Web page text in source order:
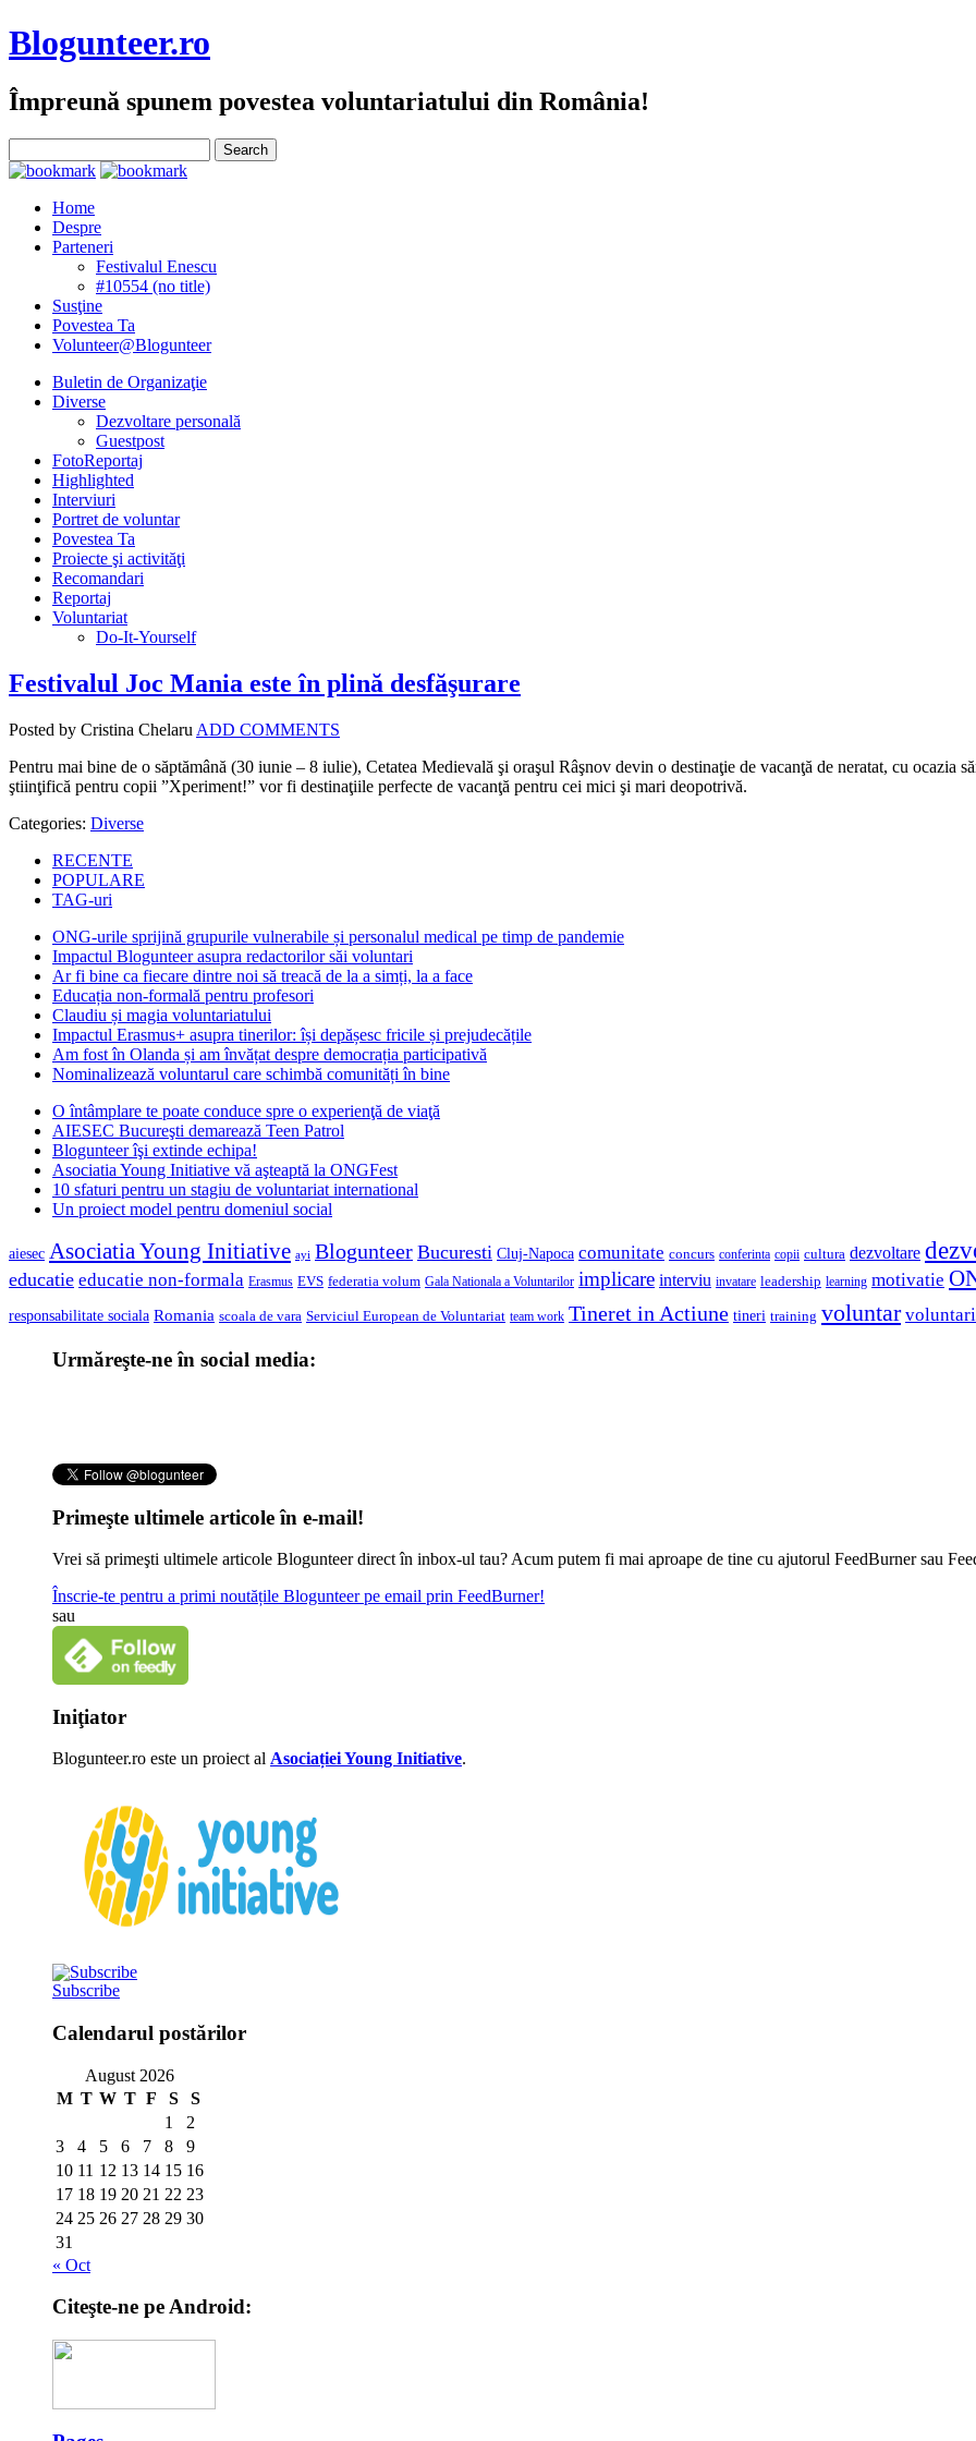
Blogunteer.ro
Împreună spunem povestea voluntariatului din România!
Home
Despre
Parteneri
Festivalul Enescu
#10554 (no title)
Susţine
Povestea Ta
Volunteer@Blogunteer
Buletin de Organizaţie
Diverse
Dezvoltare personală
Guestpost
FotoReportaj
Highlighted
Interviuri
Portret de voluntar
Povestea Ta
Proiecte şi activităţi
Recomandari
Reportaj
Voluntariat
Do-It-Yourself
Festivalul Joc Mania este în plină desfăşurare
Posted by Cristina Chelaru ADD COMMENTS
Pentru mai bine de o săptămână (30 iunie – 8 iulie), Cetatea Medievală şi oraşul Râşnov devin o destinaţie de vacanţă de neratat, cu ocazia
ştiinţifică pentru copii ”Xperiment!” vor fi destinaţiile perfecte de vacanţă pentru cei mici şi mari deopotrivă.
Categories: Diverse
RECENTE
POPULARE
TAG-uri
ONG-urile sprijină grupurile vulnerabile și personalul medical pe timp de pandemie
Impactul Blogunteer asupra redactorilor săi voluntari
Ar fi bine ca fiecare dintre noi să treacă de la a simți, la a face
Educația non-formală pentru profesori
Claudiu și magia voluntariatului
Impactul Erasmus+ asupra tinerilor: își depășesc fricile și prejudecățile
Am fost în Olanda și am învățat despre democrația participativă
Nominalizează voluntarul care schimbă comunități în bine
O întâmplare te poate conduce spre o experienţă de viaţă
AIESEC Bucureşti demarează Teen Patrol
Blogunteer îşi extinde echipa!
Asociatia Young Initiative vă aşteaptă la ONGFest
10 sfaturi pentru un stagiu de voluntariat international
Un proiect model pentru domeniul social
aiesec Asociatia Young Initiative ayi Blogunteer Bucuresti Cluj-Napoca comunitate concurs conferinta copii cultura dezvoltare
educatie educatie non-formala Erasmus EVS federatia volum Gala Nationala a Voluntarilor implicare interviu invatare leadership learning motivatie
responsabilitate sociala Romania scoala de vara Serviciul European de Voluntariat team work Tineret in Actiune tineri training voluntar voluntari
Urmăreşte-ne în social media:
Primeşte ultimele articole în e-mail!
Vrei să primeşti ultimele articole Blogunteer direct în inbox-ul tau? Acum putem fi mai aproape de tine cu ajutorul FeedBurner sau
Înscrie-te pentru a primi noutățile Blogunteer pe email prin FeedBurner!
sau
Iniţiator
Blogunteer.ro este un proiect al Asociației Young Initiative.
Subscribe
Calendarul postărilor
August 2026
M T W T F S
S
1
2
3
4 5 6 7 8
9
10 11 12 13 14 15 16
17 18 19 20 21 22 23
24 25 26 27 28 29 30
31
« Oct
Citeşte-ne pe Android: